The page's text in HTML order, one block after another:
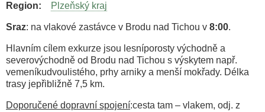
Region
Plzeňský kraj
Sraz: na vlakové zastávce v Brodu nad Tichou v 8:00.
Hlavním cílem exkurze jsou lesníporosty východně a
severovýchodně od Brodu nad Tichou s výskytem např.
vemeníkudvoulistého, prhy arniky a menší mokřady. Délka
trasy jepřibližně 7,5 km.
Doporučené dopravní spojení:cesta tam – vlakem, odj. z